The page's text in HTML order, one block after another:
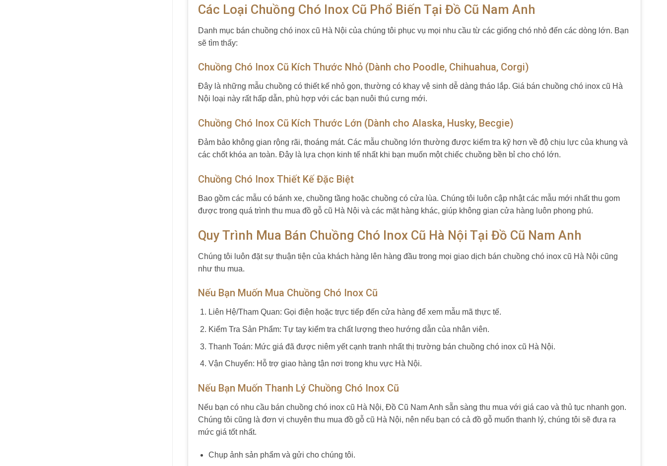
Các Loại Chuồng Chó Inox Cũ Phổ Biến Tại Đồ Cũ Nam Anh
Danh mục bán chuồng chó inox cũ Hà Nội của chúng tôi phục vụ mọi nhu cầu từ các giống chó nhỏ đến các dòng lớn. Bạn
sẽ tìm thấy:
Chuồng Chó Inox Cũ Kích Thước Nhỏ (Dành cho Poodle, Chihuahua, Corgi)
Đây là những mẫu chuồng có thiết kế nhỏ gọn, thường có khay vệ sinh dễ dàng tháo lắp. Giá bán chuồng chó inox cũ Hà
Nội loại này rất hấp dẫn, phù hợp với các bạn nuôi thú cưng mới.
Chuồng Chó Inox Cũ Kích Thước Lớn (Dành cho Alaska, Husky, Becgie)
Đảm bảo không gian rộng rãi, thoáng mát. Các mẫu chuồng lớn thường được kiểm tra kỹ hơn về độ chịu lực của khung và
các chốt khóa an toàn. Đây là lựa chọn kinh tế nhất khi bạn muốn một chiếc chuồng bền bỉ cho chó lớn.
Chuồng Chó Inox Thiết Kế Đặc Biệt
Bao gồm các mẫu có bánh xe, chuồng tầng hoặc chuồng có cửa lùa. Chúng tôi luôn cập nhật các mẫu mới nhất thu gom
được trong quá trình thu mua đồ gỗ cũ Hà Nội và các mặt hàng khác, giúp không gian cửa hàng luôn phong phú.
Quy Trình Mua Bán Chuồng Chó Inox Cũ Hà Nội Tại Đồ Cũ Nam Anh
Chúng tôi luôn đặt sự thuận tiện của khách hàng lên hàng đầu trong mọi giao dịch bán chuồng chó inox cũ Hà Nội cũng
như thu mua.
Nếu Bạn Muốn Mua Chuồng Chó Inox Cũ
Liên Hệ/Tham Quan: Gọi điện hoặc trực tiếp đến cửa hàng để xem mẫu mã thực tế.
Kiểm Tra Sản Phẩm: Tự tay kiểm tra chất lượng theo hướng dẫn của nhân viên.
Thanh Toán: Mức giá đã được niêm yết cạnh tranh nhất thị trường bán chuồng chó inox cũ Hà Nội.
Vận Chuyển: Hỗ trợ giao hàng tận nơi trong khu vực Hà Nội.
Nếu Bạn Muốn Thanh Lý Chuồng Chó Inox Cũ
Nếu bạn có nhu cầu bán chuồng chó inox cũ Hà Nội, Đồ Cũ Nam Anh sẵn sàng thu mua với giá cao và thủ tục nhanh gọn.
Chúng tôi cũng là đơn vị chuyên thu mua đồ gỗ cũ Hà Nội, nên nếu bạn có cả đồ gỗ muốn thanh lý, chúng tôi sẽ đưa ra
mức giá tốt nhất.
Chụp ảnh sản phẩm và gửi cho chúng tôi.